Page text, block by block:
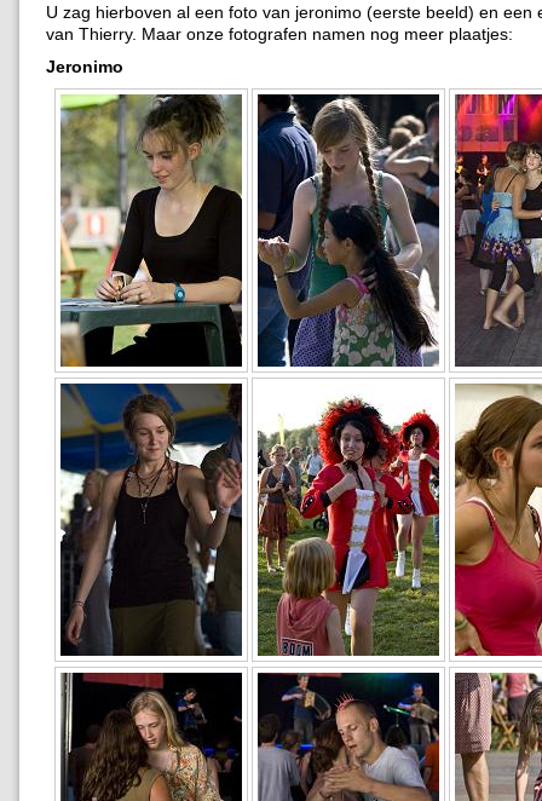
U zag hierboven al een foto van jeronimo (eerste beeld) en een
van Thierry. Maar onze fotografen namen nog meer plaatjes:
Jeronimo